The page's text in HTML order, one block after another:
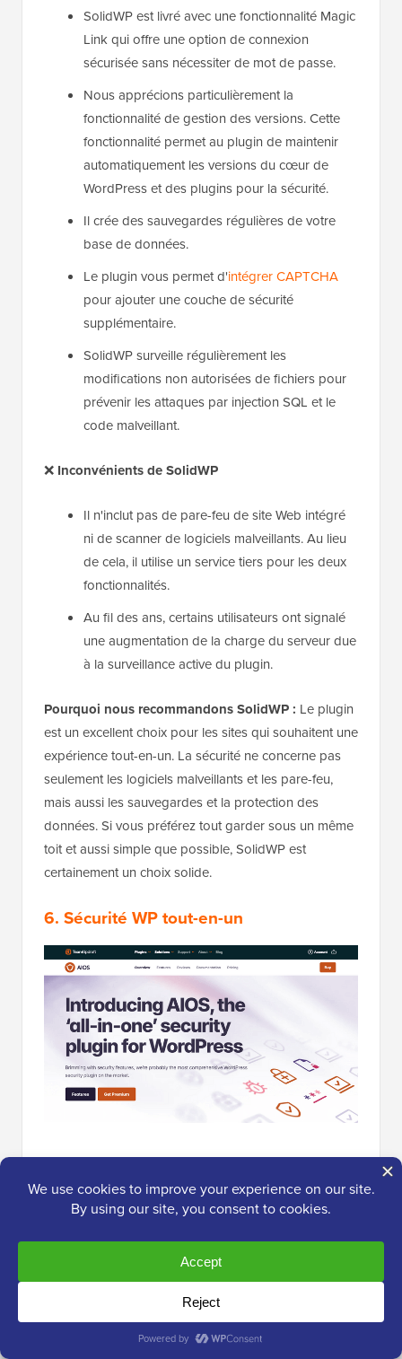
SolidWP est livré avec une fonctionnalité Magic
Link qui offre une option de connexion
sécurisée sans nécessiter de mot de passe.
Nous apprécions particulièrement la
fonctionnalité de gestion des versions. Cette
fonctionnalité permet au plugin de maintenir
automatiquement les versions du cœur de
WordPress et des plugins pour la sécurité.
Il crée des sauvegardes régulières de votre
base de données.
Le plugin vous permet d'intégrer CAPTCHA
pour ajouter une couche de sécurité
supplémentaire.
SolidWP surveille régulièrement les
modifications non autorisées de fichiers pour
prévenir les attaques par injection SQL et le
code malveillant.
❌ Inconvénients de SolidWP
Il n'inclut pas de pare-feu de site Web intégré
ni de scanner de logiciels malveillants. Au lieu
de cela, il utilise un service tiers pour les deux
fonctionnalités.
Au fil des ans, certains utilisateurs ont signalé
une augmentation de la charge du serveur due
à la surveillance active du plugin.
Pourquoi nous recommandons SolidWP : Le plugin
est un excellent choix pour les sites qui souhaitent une
expérience tout-en-un. La sécurité ne concerne pas
seulement les logiciels malveillants et les pare-feu,
mais aussi les sauvegardes et la protection des
données. Si vous préférez tout garder sous un même
toit et aussi simple que possible, SolidWP est
certainement un choix solide.
6. Sécurité WP tout-en-un
All-in-One WordPress Security, ou AIOS, est un
puissant plugin d'audit, de surveillance et de pare-feu
pour la sécurité WordPress. Nous avons décidé de
avis sur All in One Security
Il est doté de fonctionnalités telles que le verrouillage
de connexion pour empêcher les attaques par force
filtrage IP, la surveillance de l'intégrité des